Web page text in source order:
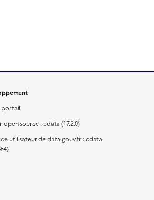
portail
open source : udata (17.2.0)
utilisateur de data.gouv.fr : cdata